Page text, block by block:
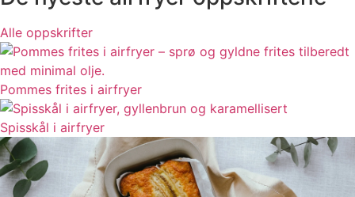
Alle oppskrifter
Pommes frites i airfryer
Spisskål i airfryer